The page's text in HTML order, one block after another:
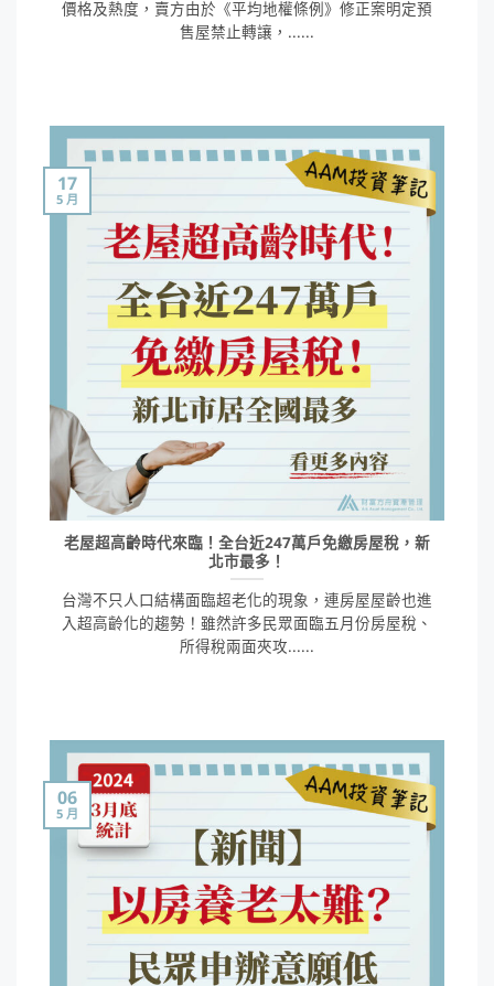
價格及熱度，賣方由於《平均地權條例》修正案明定預
售屋禁止轉讓，......
老屋超高齡時代來臨！全台近247萬戶免繳房屋稅，新
北市最多！
台灣不只人口結構面臨超老化的現象，連房屋屋齡也進
入超高齡化的趨勢！雖然許多民眾面臨五月份房屋稅、
所得稅兩面夾攻......
17
5 月
06
5 月